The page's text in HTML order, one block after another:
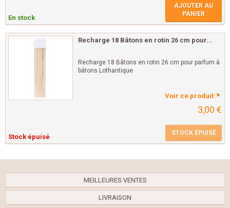
En stock
AJOUTER AU
PANIER
Recharge 18 Bâtons en rotin 26 cm pour...
Recharge 18 Bâtons en rotin 26 cm pour parfum à
bâtons Lothantique
Voir ce produit
3,00 €
Stock épuisé STOCK ÉPUISÉ
MEILLEURES VENTES
LIVRAISON